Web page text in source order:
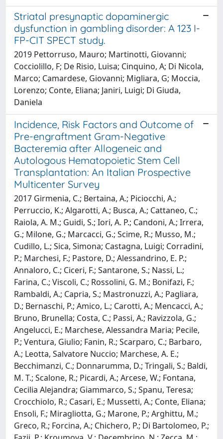
Striatal presynaptic dopaminergic
dysfunction in gambling disorder: A 123 I-
FP-CIT SPECT study.
2019 Pettorruso, Mauro; Martinotti, Giovanni;
Cocciolillo, F; De Risio, Luisa; Cinquino, A; Di Nicola,
Marco; Camardese, Giovanni; Migliara, G; Moccia,
Lorenzo; Conte, Eliana; Janiri, Luigi; Di Giuda,
Daniela
Incidence, Risk Factors and Outcome of
Pre-engraftment Gram-Negative
Bacteremia after Allogeneic and
Autologous Hematopoietic Stem Cell
Transplantation: An Italian Prospective
Multicenter Survey
2017 Girmenia, C.; Bertaina, A.; Piciocchi, A.;
Perruccio, K.; Algarotti, A.; Busca, A.; Cattaneo, C.;
Raiola, A. M.; Guidi, S.; Iori, A. P.; Candoni, A.; Irrera,
G.; Milone, G.; Marcacci, G.; Scime, R.; Musso, M.;
Cudillo, L.; Sica, Simona; Castagna, Luigi; Corradini,
P.; Marchesi, F.; Pastore, D.; Alessandrino, E. P.;
Annaloro, C.; Ciceri, F.; Santarone, S.; Nassi, L.;
Farina, C.; Viscoli, C.; Rossolini, G. M.; Bonifazi, F.;
Rambaldi, A.; Capria, S.; Mastronuzzi, A.; Pagliara,
D.; Bernaschi, P.; Amico, L.; Carotti, A.; Mencacci, A.;
Bruno, Brunella; Costa, C.; Passi, A.; Ravizzola, G.;
Angelucci, E.; Marchese, Alessandra Maria; Pecile,
P.; Ventura, Giulio; Fanin, R.; Scarparo, C.; Barbaro,
A.; Leotta, Salvatore Nuccio; Marchese, A. E.;
Becchimanzi, C.; Donnarumma, D.; Tringali, S.; Baldi,
M. T.; Scalone, R.; Picardi, A.; Arcese, W.; Fontana,
Cecilia Alejandra; Giammarco, S.; Spanu, Teresa;
Crocchiolo, R.; Casari, E.; Mussetti, A.; Conte, Eliana;
Ensoli, F.; Miragliotta, G.; Marone, P.; Arghittu, M.;
Greco, R.; Forcina, A.; Chichero, P.; Di Bartolomeo, P.;